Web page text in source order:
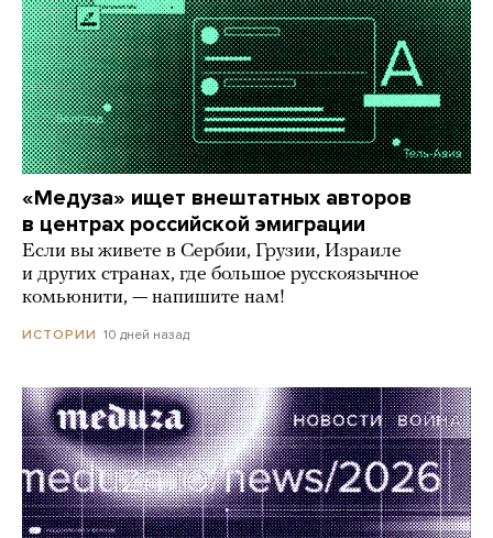
«Медуза» ищет внештатных авторов
в центрах российской эмиграции
Если вы живете в Сербии, Грузии, Израиле
и других странах, где большое русскоязычное
комьюнити, — напишите нам!
ИСТОРИИ 10 дней назад